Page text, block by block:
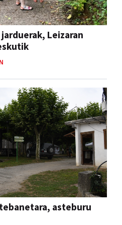
Leizaran
asteburu